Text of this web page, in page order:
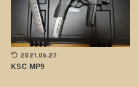
2021.06.27
KSC MP9